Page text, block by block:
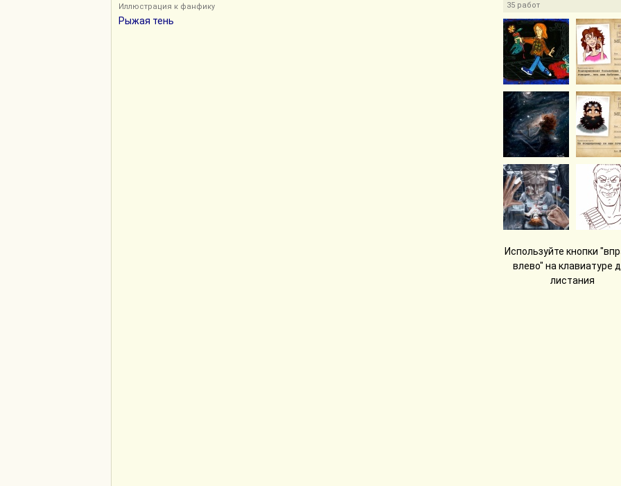
Иллюстрация к фанфику
Рыжая тень
35 работ
Используйте кнопки
влево" на клавиатуре
листания